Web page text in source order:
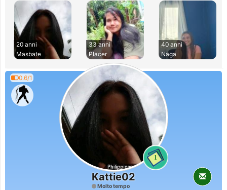
20 anni
Masbate
33 anni
Placer
40 anni
Naga
0.6/1
1
Kattie02
Molto tempo